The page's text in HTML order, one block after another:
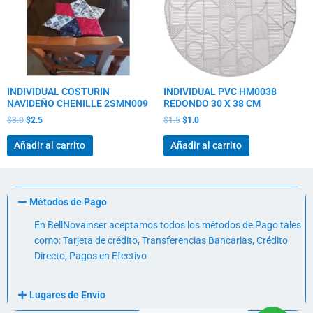
INDIVIDUAL COSTURIN
NAVIDEÑO CHENILLE 2SMN009
$3.0 $2.5
Añadir al carrito
INDIVIDUAL PVC HM0038
REDONDO 30 X 38 CM
$1.5 $1.0
Añadir al carrito
Métodos de Pago
En BellNovainser aceptamos todos los métodos de Pago tales
como: Tarjeta de crédito, Transferencias Bancarias, Crédito
Directo, Pagos en Efectivo
Lugares de Envio